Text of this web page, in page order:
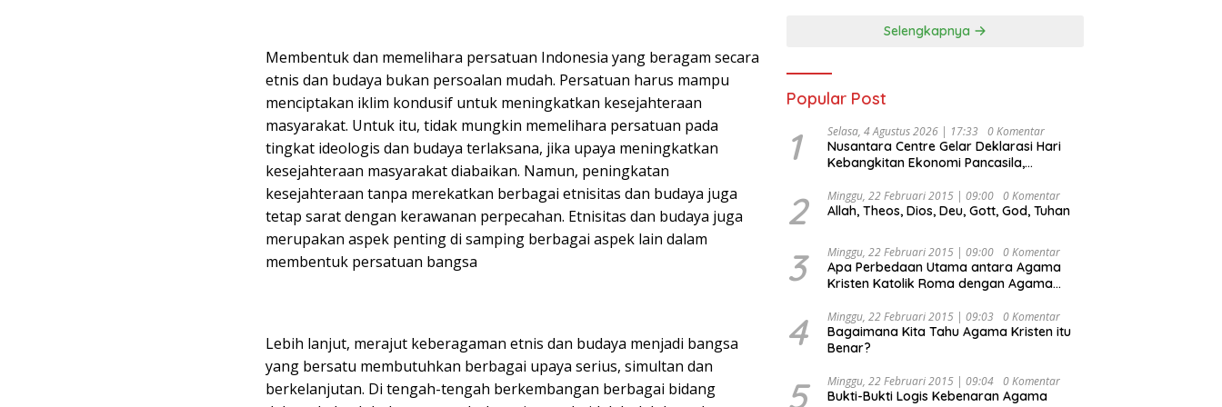
Membentuk dan memelihara persatuan Indonesia yang beragam secara
etnis dan budaya bukan persoalan mudah. Persatuan harus mampu
menciptakan iklim kondusif untuk meningkatkan kesejahteraan
masyarakat. Untuk itu, tidak mungkin memelihara persatuan pada
tingkat ideologis dan budaya terlaksana, jika upaya meningkatkan
kesejahteraan masyarakat diabaikan. Namun, peningkatan
kesejahteraan tanpa merekatkan berbagai etnisitas dan budaya juga
tetap sarat dengan kerawanan perpecahan. Etnisitas dan budaya juga
merupakan aspek penting di samping berbagai aspek lain dalam
membentuk persatuan bangsa
Lebih lanjut, merajut keberagaman etnis dan budaya menjadi bangsa
yang bersatu membutuhkan berbagai upaya serius, simultan dan
berkelanjutan. Di tengah-tengah berkembangan berbagai bidang
Selengkapnya
Popular Post
1 Selasa, 4 Agustus 2026 | 17:33 0 Komentar
Nusantara Centre Gelar Deklarasi Hari
Kebangkitan Ekonomi Pancasila,
Djojohadikusumo Anti Penjajahan
(Pergolakan Ekonomi Politik Indonesia) &
Undang Perekonomian Nasional dan
Kesejahteraan Sosial dalam Menata
Bangsa Menuju Indonesia Emas 2045”,
2 Minggu, 22 Februari 2015 | 09:00 0 Komentar
Allah, Theos, Dios, Deu, Gott, God, Tuhan
3 Minggu, 22 Februari 2015 | 09:00 0 Komentar
Apa Perbedaan Utama antara Agama
Kristen Katolik Roma dengan Agama
4 Minggu, 22 Februari 2015 | 09:03 0 Komentar
Bagaimana Kita Tahu Agama Kristen itu
Benar?
5 Minggu, 22 Februari 2015 | 09:04 0 Komentar
Bukti-Bukti Logis Kebenaran Agama